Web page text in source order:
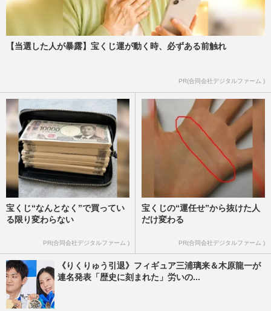
【当選した人が暴露】宝くじ運が動く時、必ずある前触れ
PR(合同会社デジタルファーム )
宝くじ“なんとなく”で買ってい
る限り変わらない
PR(合同会社デジタルファーム )
宝くじの“運任せ”から抜けた人
だけ変わる
PR(合同会社デジタルファーム )
《りくりゅう引退》フィギュア三浦璃来＆木原龍一が
連名発表「歴史に刻まれた」労いの...